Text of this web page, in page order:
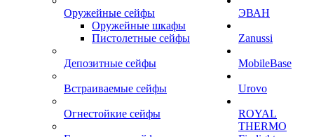
Оружейные сейфы
Оружейные шкафы
Пистолетные сейфы
Депозитные сейфы
Встраиваемые сейфы
Огнестойкие сейфы
ЭВАН
Zanussi
MobileBase
Urovo
ROYAL
THERMO